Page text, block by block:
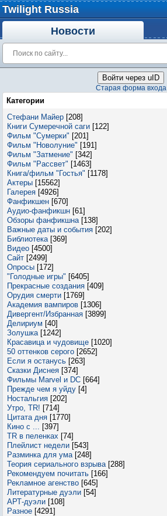
Twilight Russia
Новости
Войти через uID
Старая форма входа
Категории
Стефани Майер [208]
Книги Сумеречной саги [122]
Фильм "Сумерки" [201]
Фильм "Новолуние" [191]
Фильм "Затмение" [342]
Фильм "Рассвет" [1463]
Книга/фильм "Гостья" [1178]
Актеры [15562]
Галерея [4926]
Фанфикшен [670]
Аудио-фанфикшн [61]
Обзоры фанфикшна [138]
Важные даты и события [202]
Библиотека [369]
Видео [4500]
Сайт [2499]
Опросы [172]
"Голодные игры" [6405]
Прекрасные создания [409]
Орудия смерти [1769]
Академия вампиров [1306]
Дивергент/Избранная [3899]
Делириум [40]
Золушка [1242]
Красавица и чудовище [1020]
50 оттенков серого [2652]
Если я останусь [263]
Сказки Диснея [374]
Фильмы Marvel и DC [664]
Прежде чем я уйду [4]
Ностальгия [202]
Утро, TR! [714]
Цитата дня [1770]
Кино с ... [397]
TR в пеленках [74]
Плейлист недели [543]
Разминка для ума [248]
Теория сериального взрыва [288]
Рекомендуем почитать [166]
Рекламное агенство [645]
Литературные дуэли [54]
АРТ-дуэли [108]
Разное [4291]